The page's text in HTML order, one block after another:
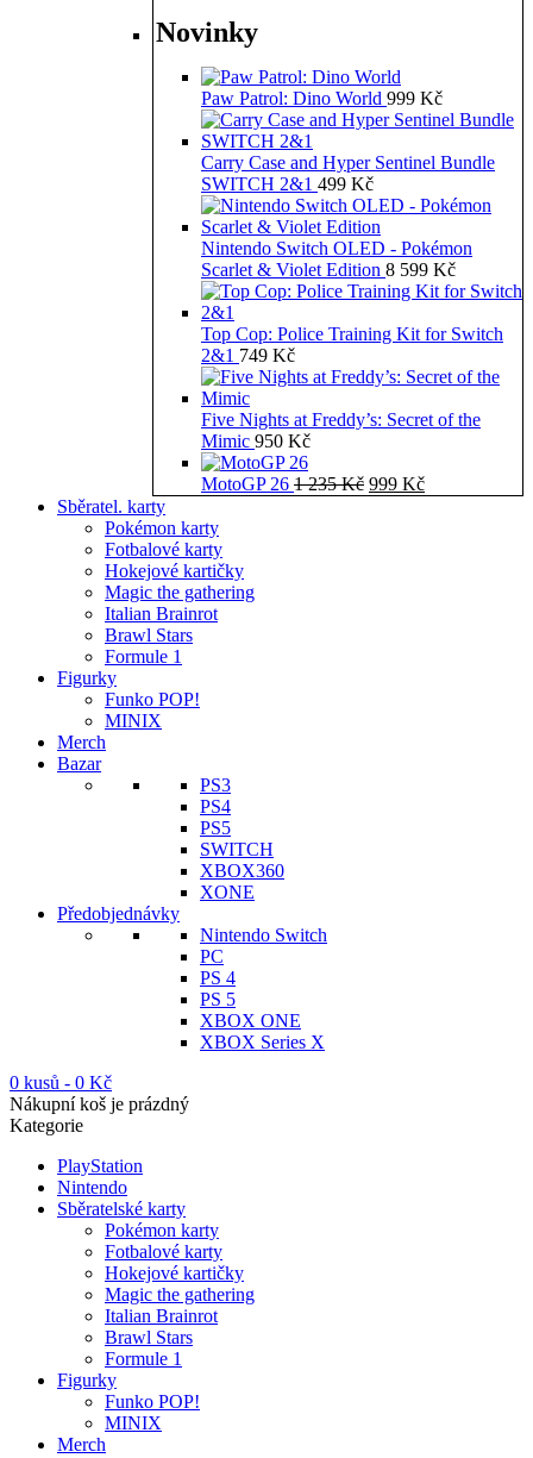
Novinky
Paw Patrol: Dino World 999 Kč
Carry Case and Hyper Sentinel Bundle
SWITCH 2&1 499 Kč
Nintendo Switch OLED - Pokémon
Scarlet & Violet Edition 8 599 Kč
Top Cop: Police Training Kit for Switch
2&1 749 Kč
Five Nights at Freddy’s: Secret of the
Mimic 950 Kč
MotoGP 26 1 235Kč Původní
999 KčAktuální
Sběratel. karty
Pokémon karty
Fotbalové karty
Hokejové kartičky
Magic the gathering
Italian Brainrot
Brawl Stars
Formule 1
Figurky
Funko POP!
MINIX
Merch
Bazar
PS3
PS4
PS5
SWITCH
XBOX360
XONE
Předobjednávky
Nintendo Switch
PC
PS 4
PS 5
XBOX ONE
XBOX Series X
0 kusů - 0 Kč
Nákupní koš je prázdný
Kategorie
PlayStation
Nintendo
Sběratelské karty
Pokémon karty
Fotbalové karty
Hokejové kartičky
Magic the gathering
Italian Brainrot
Brawl Stars
Formule 1
Figurky
Funko POP!
MINIX
Merch